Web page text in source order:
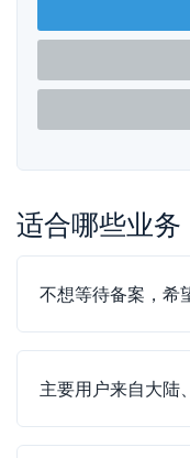
适合哪些业务
不想等待备案，希
主要用户来自大陆